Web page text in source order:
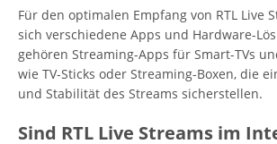
Für den optimalen Empfang von RTL Live
sich verschiedene Apps und Hardware-
gehören Streaming-Apps für Smart-TVs
wie TV-Sticks oder Streaming-Boxen, die
und Stabilität des Streams sicherstellen.
Sind RTL Live Streams im